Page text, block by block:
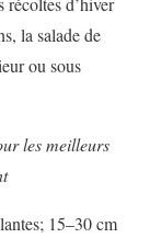
la salade de
ou sous
les meilleurs
15–30 cm